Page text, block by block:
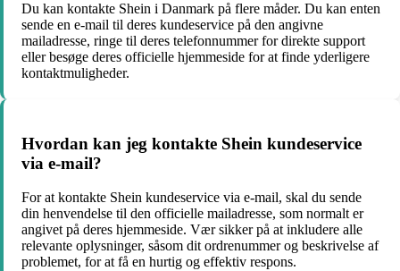
Du kan kontakte Shein i Danmark på flere måder. Du kan enten
sende en e-mail til deres kundeservice på den angivne
mailadresse, ringe til deres telefonnummer for direkte support
eller besøge deres officielle hjemmeside for at finde yderligere
kontaktmuligheder.
Hvordan kan jeg kontakte Shein kundeservice
via e-mail?
For at kontakte Shein kundeservice via e-mail, skal du sende
din henvendelse til den officielle mailadresse, som normalt er
angivet på deres hjemmeside. Vær sikker på at inkludere alle
relevante oplysninger, såsom dit ordrenummer og beskrivelse af
problemet, for at få en hurtig og effektiv respons.